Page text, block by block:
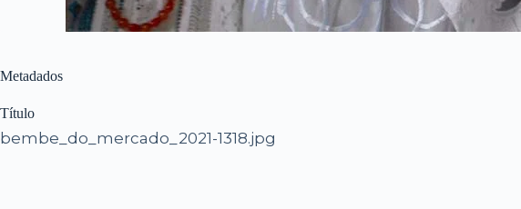
Metadados
Título
bembe_do_mercado_2021-1318.jpg